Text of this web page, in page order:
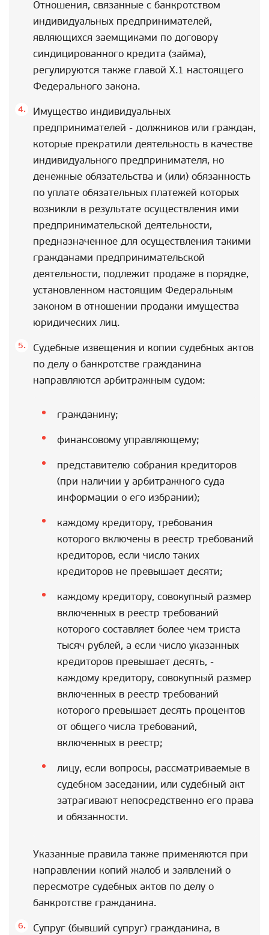
Отношения, связанные с банкротством
индивидуальных предпринимателей,
являющихся заемщиками по договору
синдицированного кредита (займа),
регулируются также главой X.1 настоящего
Федерального закона.
Имущество индивидуальных
предпринимателей - должников или граждан,
которые прекратили деятельность в качестве
индивидуального предпринимателя, но
денежные обязательства и (или) обязанность
по уплате обязательных платежей которых
возникли в результате осуществления ими
предпринимательской деятельности,
предназначенное для осуществления такими
гражданами предпринимательской
деятельности, подлежит продаже в порядке,
установленном настоящим Федеральным
законом в отношении продажи имущества
юридических лиц.
Судебные извещения и копии судебных актов
по делу о банкротстве гражданина
направляются арбитражным судом:
гражданину;
финансовому управляющему;
представителю собрания кредиторов
(при наличии у арбитражного суда
информации о его избрании);
каждому кредитору, требования
которого включены в реестр требований
кредиторов, если число таких
кредиторов не превышает десяти;
каждому кредитору, совокупный размер
включенных в реестр требований
которого составляет более чем триста
тысяч рублей, а если число указанных
кредиторов превышает десять, -
каждому кредитору, совокупный размер
включенных в реестр требований
которого превышает десять процентов
от общего числа требований,
включенных в реестр;
лицу, если вопросы, рассматриваемые в
судебном заседании, или судебный акт
затрагивают непосредственно его права
и обязанности.
Указанные правила также применяются при
направлении копий жалоб и заявлений о
пересмотре судебных актов по делу о
банкротстве гражданина.
Супруг (бывший супруг) гражданина, в